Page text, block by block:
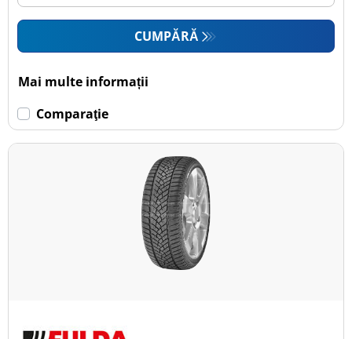
CUMPĂRĂ
Mai multe informații
Comparaţie